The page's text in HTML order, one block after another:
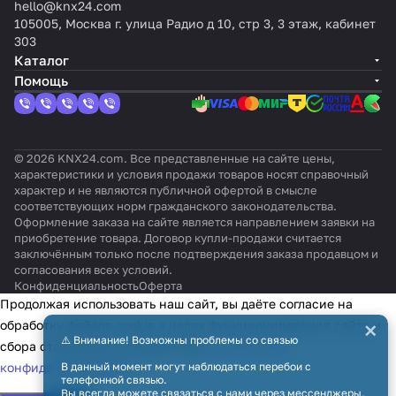
hello@knx24.com
105005, Москва г. улица Радио д 10, стр 3, 3 этаж, кабинет
303
Каталог
Помощь
© 2026 KNX24.com. Все представленные на сайте цены,
характеристики и условия продажи товаров носят справочный
характер и не являются публичной офертой в смысле
соответствующих норм гражданского законодательства.
Оформление заказа на сайте является направлением заявки на
приобретение товара. Договор купли-продажи считается
заключённым только после подтверждения заказа продавцом и
согласования всех условий.
КонфиденциальностьОферта
⚠️ Внимание! Возможны проблемы со связью
В данный момент могут наблюдаться перебои с
телефонной связью.
Вы всегда можете связаться с нами через мессенджеры,
×
Продолжая использовать наш сайт, вы даёте согласие на
обработку файлов cookie в целях функционирования сайта и
сбора статистики в соответствии сполитикой
конфиденциальности